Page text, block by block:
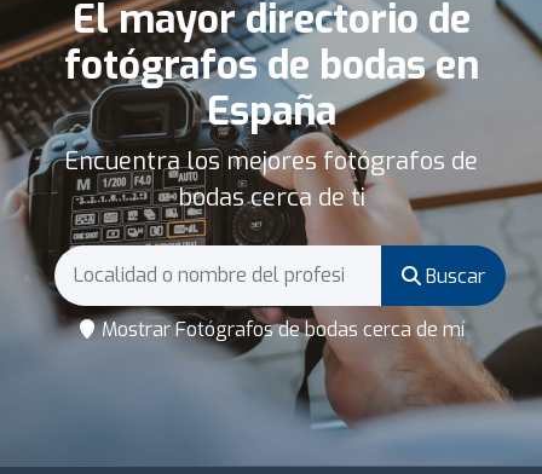
El mayor directorio de
fotógrafos de bodas en
España
Encuentra los mejores fotógrafos de
bodas cerca de ti
Buscar
Mostrar Fotógrafos de bodas cerca de mí